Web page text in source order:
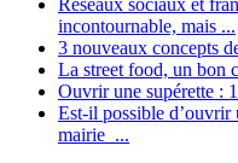
Réseaux sociaux et
incontournable, mais ...
3 nouveaux concepts
La street food, un bon
Ouvrir une supérette :
Est-il possible d’ouvrir
mairie ...